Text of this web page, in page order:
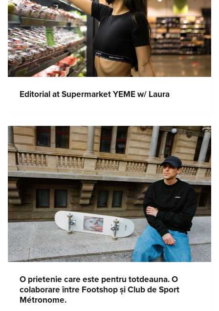
Editorial at Supermarket YEME w/ Laura
O prietenie care este pentru totdeauna. O
colaborare între Footshop și Club de Sport
Métronome.